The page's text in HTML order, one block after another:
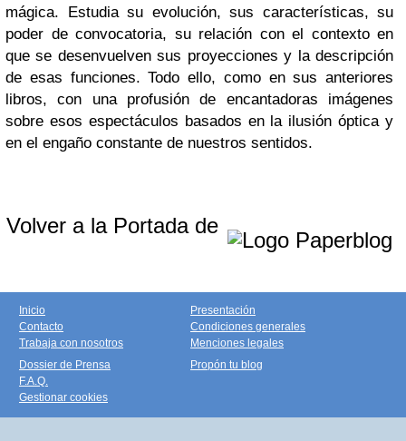
mágica. Estudia su evolución, sus características, su
poder de convocatoria, su relación con el contexto en
que se desenvuelven sus proyecciones y la descripción
de esas funciones. Todo ello, como en sus anteriores
libros, con una profusión de encantadoras imágenes
sobre esos espectáculos basados en la ilusión óptica y
en el engaño constante de nuestros sentidos.
Volver a la Portada de
Inicio
Contacto
Trabaja con nosotros
Presentación
Condiciones generales
Menciones legales
Dossier de Prensa
F.A.Q.
Gestionar cookies
Propón tu blog